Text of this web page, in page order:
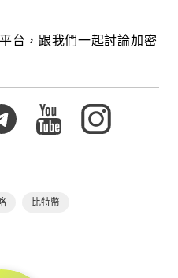
台，跟我們一起討論加密
比特幣